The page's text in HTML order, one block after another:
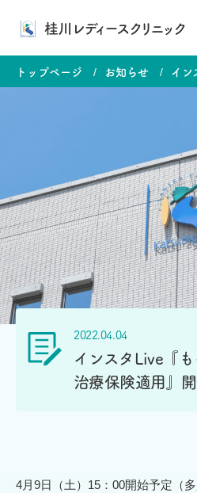
桂川レディースクリニック
トップページ お知らせ イン
2022.04.04
インスタLive『
治療保険適用』
4月9日（土）15：00開始予定（